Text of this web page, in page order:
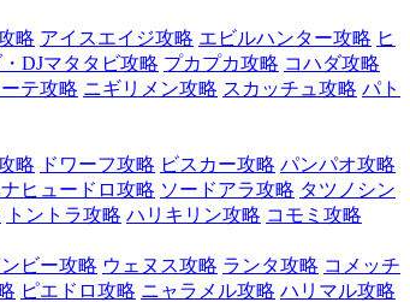
略 アイスエイジ攻略 エビルハンター攻略 ヒ
DJマタタビ攻略 プカプカ攻略 コハダ攻略
テ攻略 ニギリメン攻略 スカッチュ攻略 パト
略 ドワーフ攻略 ビスカー攻略 パンパオ攻略
ヒュードロ攻略 ソードアラ攻略 タツノシン
トントラ攻略 ハリキリン攻略 コモミ攻略
ビー攻略 ウェヌス攻略 ランタ攻略 コメッチ
ピエドロ攻略 ニャラメル攻略 ハリマル攻略